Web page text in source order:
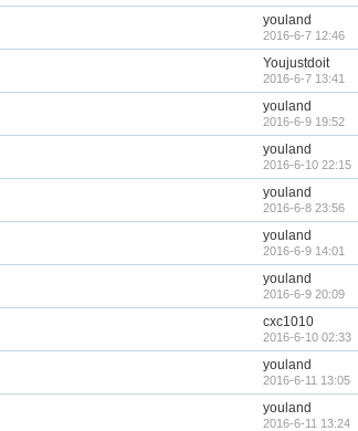
youland
2016-6-7 12:46
Youjustdoit
2016-6-7 13:41
youland
2016-6-9 19:52
youland
2016-6-10 22:15
youland
2016-6-8 23:56
youland
2016-6-9 14:01
youland
2016-6-9 20:09
cxc1010
2016-6-10 02:33
youland
2016-6-11 13:05
youland
2016-6-11 13:24